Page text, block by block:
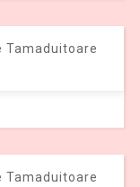
Tamaduitoare
Tamaduitoare